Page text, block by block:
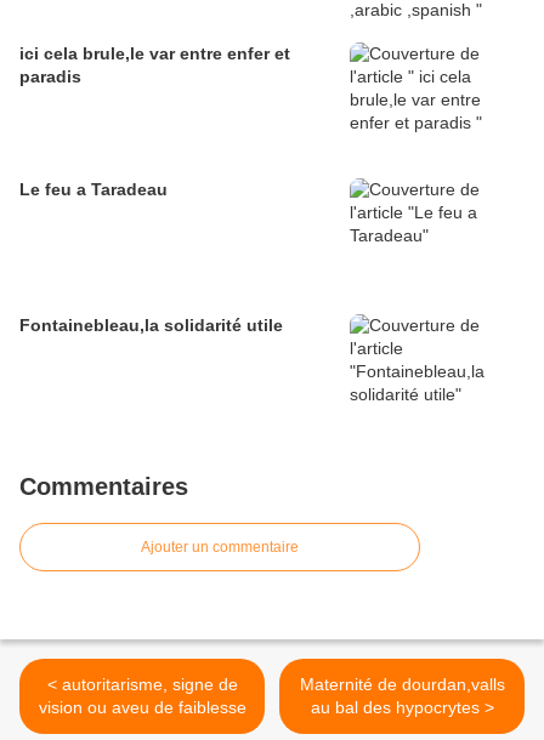
ici cela brule,le var entre enfer et
paradis
Le feu a Taradeau
Fontainebleau,la solidarité utile
Commentaires
Ajouter un commentaire
< autoritarisme, signe de
vision ou aveu de faiblesse
Maternité de dourdan,valls
au bal des hypocrytes >